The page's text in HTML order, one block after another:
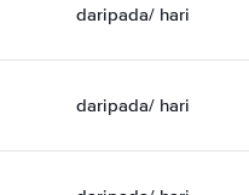
daripada/ hari
daripada/ hari